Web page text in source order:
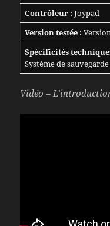
Contrôleur : Joypad
Version testée :
Spécificités
Système de
Vidéo –